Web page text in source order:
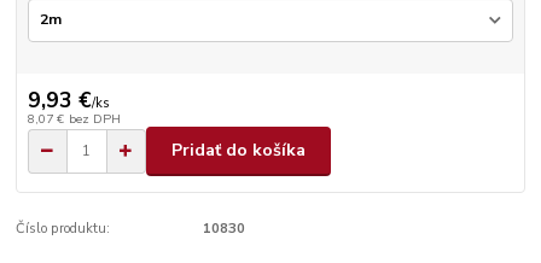
9,93 €/ks
8,07 € bez DPH
Pridať do košíka
Číslo produktu: 10830